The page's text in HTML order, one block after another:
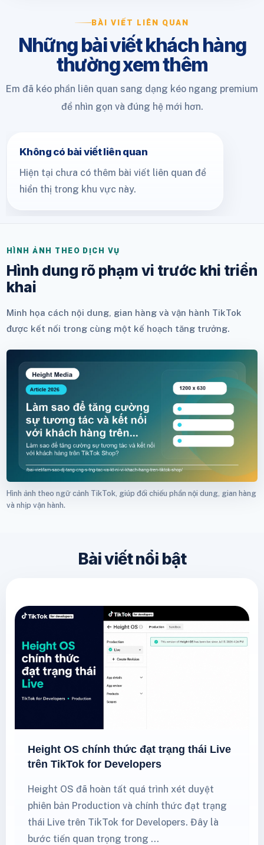
BÀI VIẾT LIÊN QUAN
Những bài viết khách hàng
thường xem thêm
Em đã kéo phần liên quan sang dạng kéo ngang premium
để nhìn gọn và đúng hệ mới hơn.
Không có bài viết liên quan
Hiện tại chưa có thêm bài viết liên quan để
hiển thị trong khu vực này.
HÌNH ẢNH THEO DỊCH VỤ
Hình dung rõ phạm vi trước khi triển
khai
Minh họa cách nội dung, gian hàng và vận hành TikTok
được kết nối trong cùng một kế hoạch tăng trưởng.
Hình ảnh theo ngữ cảnh TikTok, giúp đối chiếu phần nội dung, gian hàng
và nhịp vận hành.
Bài viết nổi bật
Height OS chính thức đạt trạng thái Live
trên TikTok for Developers
Height OS đã hoàn tất quá trình xét duyệt
phiên bản Production và chính thức đạt trạng
thái Live trên TikTok for Developers. Đây là
bước tiến quan trọng trong …